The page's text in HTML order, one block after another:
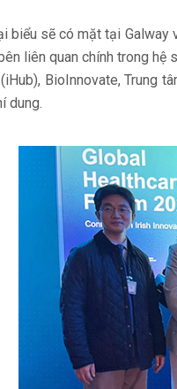
biểu sẽ có mặt tại
liên quan chính trong
BioInnovate, Trung
dung.